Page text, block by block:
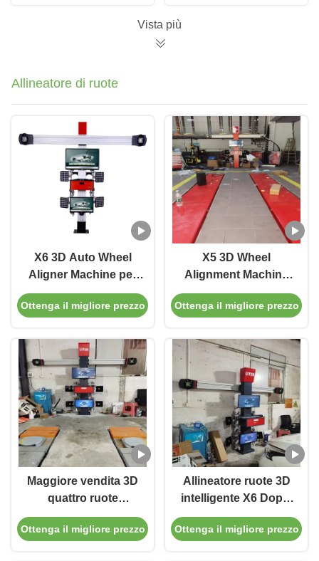
Vista più
Allineatore di ruote
X6 3D Auto Wheel
Aligner Machine per
negozio di automobili
Ottenga il migliore prezzo
X5 3D Wheel
Alignment Machine
per regolare con
precisione i
Ottenga il migliore prezzo
Maggiore vendita 3D
quattro ruote
allineatore
attrezzature da
Ottenga il migliore prezzo
Allineatore ruote 3D
intelligente X6 Doppi
schermi Monitoraggio
in tempo reale e
Ottenga il migliore prezzo